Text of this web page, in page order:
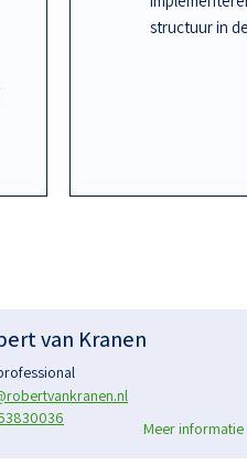
structuur in
van Kranen
Meer informatie